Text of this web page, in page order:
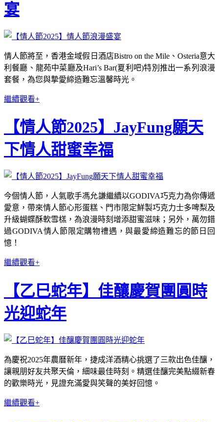
宴
情人節將至，香港金域假日酒店Bistro on the Mile、Osteria意大
利餐廳、龍苑中菜廳及Hari’s Bar(夏利吧)特別推出一系列浪漫
套餐，為您與摯愛締造難忘溫馨時光。
繼續觀看+
【情人節2025】JayFung願天
下情人甜蜜幸福
今個情人節，人氣歌手馮允謙繼續以GODIVA巧克力為你傳遞
愛意，帶來情人節心形蛋糕、門市限定鮮製巧克力士多啤梨及
升級蝴蝶酥軟雪榚，為浪漫時刻增添甜蜜滋味；另外，萬勿錯
過GODIVA情人節限定購物禮遇，與最愛締造難忘的節日回
憶！
繼續觀看+
【乙巳蛇年】佳釀慶賀團圓時
光迎蛇年
為慶祝2025年農曆新年，捷成洋酒精心挑選了三款出色佳釀，
讓親朋好友共聚天倫，細味最佳時刻。精選佳釀完美點綴新春
的歡樂時光，見證充滿愛與笑聲的美好回憶。
繼續觀看+